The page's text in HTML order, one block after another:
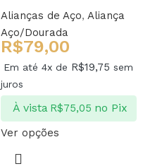
Alianças de Aço, Aliança
Aço/Dourada
R$79,00
Em até 4x de R$19,75 sem
juros
À vista R$75,05 no Pix
Ver opções